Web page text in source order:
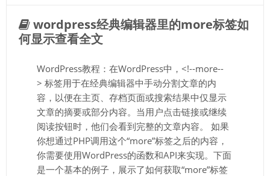
wordpress经典编辑器里的more标签如
何显示查看全文
WordPress教程：在WordPress中，<!--more--
> 标签用于在经典编辑器中手动分割文章的内
容，以便在主页、存档页面或搜索结果中仅显示
文章的摘要或部分内容。当用户点击链接或继续
阅读按钮时，他们会看到完整的文章内容。 如果
你想通过PHP调用这个“more”标签之后的内容，
你需要使用WordPress的函数和API来实现。下面
是一个基本的例子，展示了如何获取“more”标签